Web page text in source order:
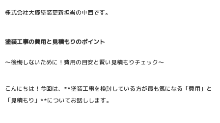
株式会社大塚塗装更新担当の中西です。
塗装工事の費用と見積もりのポイント
～後悔しないために！費用の目安と賢い見積もりチェック～
こんにちは！今回は、**塗装工事を検討している方が最も気になる「費用」と
「見積もり」**についてお話しします。